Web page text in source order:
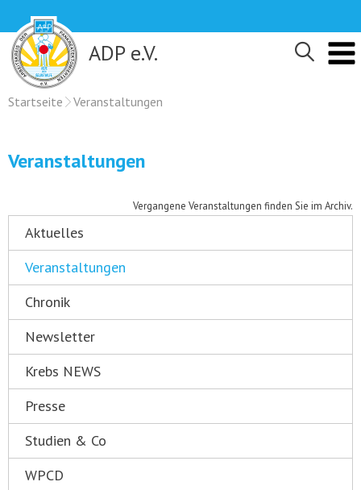
content
ADP e.V.
Startseite Veranstaltungen
Veranstaltungen
Vergangene Veranstaltungen finden Sie im Archiv.
Aktuelles
Veranstaltungen
Chronik
Newsletter
Krebs NEWS
Presse
Studien & Co
WPCD